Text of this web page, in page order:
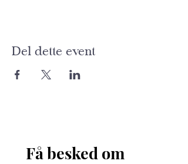
Del dette event
Få besked om